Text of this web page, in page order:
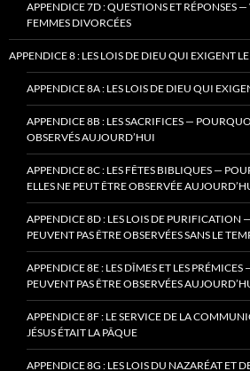
APPENDICE 7D : QUESTIONS ET RÉPONSES —
FEMMES DIVORCÉES
APPENDICE 8 : LES LOIS DE DIEU QUI EXIGENT
APPENDICE 8A : LES LOIS DE DIEU QUI
APPENDICE 8B : LES SACRIFICES —
OBSERVÉS AUJOURD’HUI
APPENDICE 8C : LES FÊTES BIBLIQUES —
ELLES NE PEUT ÊTRE OBSERVÉE
APPENDICE 8D : LES LOIS DE PURIFICATION
PEUVENT PAS ÊTRE OBSERVÉES SANS LE
APPENDICE 8E : LES DÎMES ET LES
PEUVENT PAS ÊTRE OBSERVÉES
APPENDICE 8F : LE SERVICE DE LA
JÉSUS ÉTAIT LA PÂQUE
APPENDICE 8G : LES LOIS DU NAZARÉAT ET